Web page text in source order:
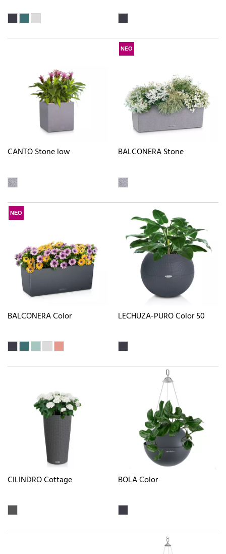
CANTO Stone low
ΝΕΟ
BALCONERA Stone
ΝΕΟ
BALCONERA Color LECHUZA-PURO Color 50
CILINDRO Cottage BOLA Color